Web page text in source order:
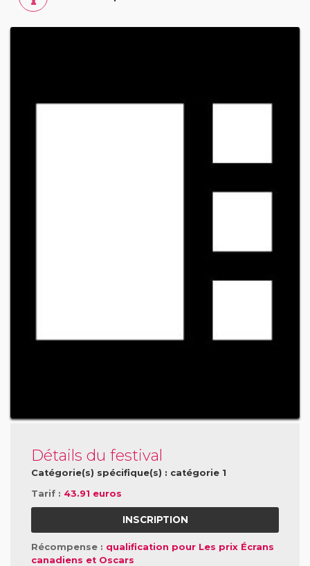
Détails du festival
Catégorie(s) spécifique(s) : catégorie 1
Tarif : 43.91 euros
INSCRIPTION
Récompense : qualification pour Les prix Écrans
canadiens et Oscars